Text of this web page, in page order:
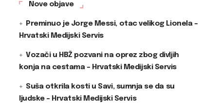
Nove objave
Preminuo je Jorge Messi, otac velikog Lionela –
Hrvatski Medijski Servis
Vozači u HBŽ pozvani na oprez zbog divljih
konja na cestama – Hrvatski Medijski Servis
Suša otkrila kosti u Savi, sumnja se da su
ljudske – Hrvatski Medijski Servis